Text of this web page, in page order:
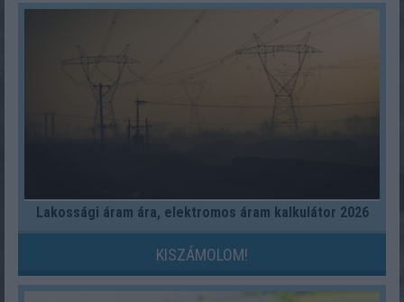
Lakossági áram ára, elektromos áram kalkulátor 2026
KISZÁMOLOM!